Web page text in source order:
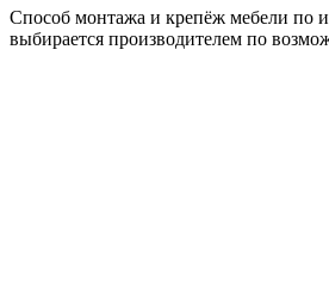
Способ монтажа и крепёж мебели по
выбирается производителем по